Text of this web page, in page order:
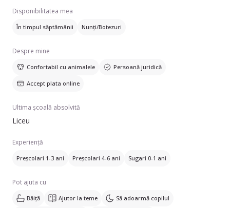
De asemenea, pot oferi îngrijire specială pentru copii răciți.
Disponibilitatea mea
În timpul săptămânii Nunți/Botezuri
Despre mine
Confortabil cu animalele Persoană juridică
Accept plata online
Ultima școală absolvită
Liceu
Experiență
Preșcolari 1-3 ani Preșcolari 4-6 ani Sugari 0-1 ani
Pot ajuta cu
Băiță Ajutor la teme Să adoarmă copilul